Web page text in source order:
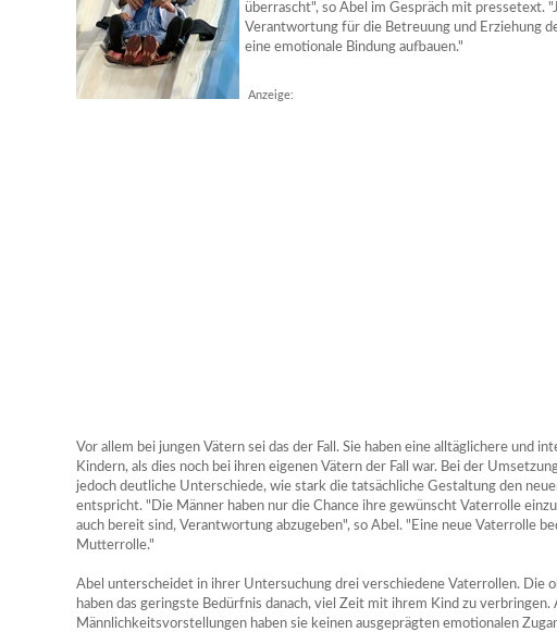
überrascht", so Abel im Gespräch mit pressetext.
Verantwortung für die Betreuung und Erziehung
eine emotionale Bindung aufbauen."
Anzeige:
Vor allem bei jungen Vätern sei das der Fall. Sie haben eine alltäglichere und
Kindern, als dies noch bei ihren eigenen Vätern der Fall war. Bei der
jedoch deutliche Unterschiede, wie stark die tatsächliche Gestaltung den
entspricht. "Die Männer haben nur die Chance ihre gewünscht Vaterrolle
auch bereit sind, Verantwortung abzugeben", so Abel. "Eine neue Vaterrolle
Mutterrolle."
Abel unterscheidet in ihrer Untersuchung drei verschiedene Vaterrollen. Die
haben das geringste Bedürfnis danach, viel Zeit mit ihrem Kind zu
Männlichkeitsvorstellungen haben sie keinen ausgeprägten emotionalen